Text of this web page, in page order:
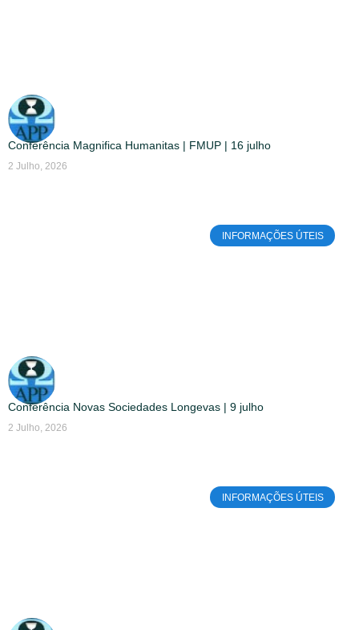
Conferência Magnifica Humanitas | FMUP | 16 julho
2 Julho, 2026
INFORMAÇÕES ÚTEIS
Conferência Novas Sociedades Longevas | 9 julho
2 Julho, 2026
INFORMAÇÕES ÚTEIS